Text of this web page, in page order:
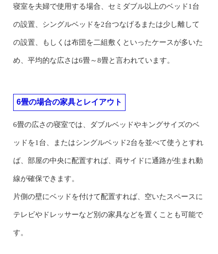
寝室を夫婦で使用する場合、セミダブル以上のベッド1台
の設置、シングルベッドを2台つなげるまたは少し離して
の設置、もしくは布団を二組敷くといったケースが多いた
め、平均的な広さは6畳～8畳と言われています。
6畳の場合の家具とレイアウト
6畳の広さの寝室では、ダブルベッドやキングサイズのベ
ッドを1台、またはシングルベッド2台を並べて使うとすれ
ば、部屋の中央に配置すれば、両サイドに通路が生まれ動
線が確保できます。
片側の壁にベッドを付けて配置すれば、空いたスペースに
テレビやドレッサーなど別の家具などを置くことも可能で
す。